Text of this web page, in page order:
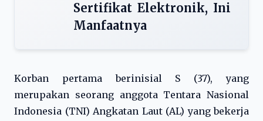
Sertifikat Elektronik, Ini
Manfaatnya
Korban pertama berinisial S (37), yang
merupakan seorang anggota Tentara Nasional
Indonesia (TNI) Angkatan Laut (AL) yang bekerja